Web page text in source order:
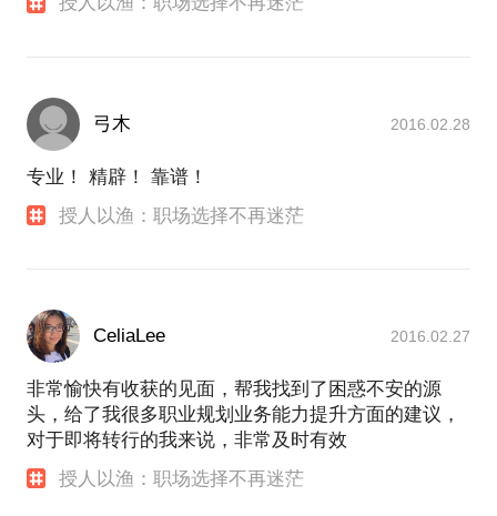
弓木 2016.02.28
专业！ 精辟！ 靠谱！
授人以渔：职场选择不再迷茫
CeliaLee 2016.02.27
非常愉快有收获的见面，帮我找到了困惑不安的源
头，给了我很多职业规划业务能力提升方面的建议，
对于即将转行的我来说，非常及时有效
授人以渔：职场选择不再迷茫